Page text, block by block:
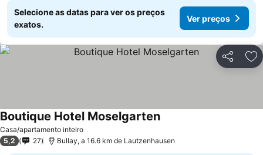
Selecione as datas para ver os preços
exatos.
Ver preços
Partilhar
Casa/apartamento inteiro
Boutique Hotel Moselgarten
5,2 27 Bullay, a 16.6 km de Lautzenhausen